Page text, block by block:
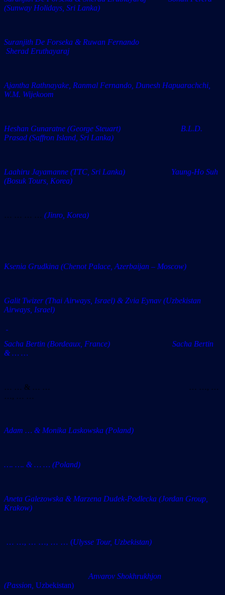
(Sunway Holidays, Sri Lanka)
Suranjith De Forseka & Ruwan Fernando
Sherad Eruthayaraj
Ajantha Rathnayake, Ranmal Fernando, Dunesh Hapuarachchi,
W.M. Wijekoom
Heshan Gunaratne (George Steuart) B.L.D.
Prasad (Saffron Island, Sri Lanka)
Laahiru Jayamanne (TTC, Sri Lanka) Yaung-Ho Suh
(Bosuk Tours, Korea)
… … … … (Jinro, Korea)
Ksenia Grudkina (Chenot Palace, Azerbaijan – Moscow)
Galit Twizer (Thai Airways, Israel) & Zvia Eynav (Uzbekistan
Airways, Israel)
Sacha Bertin (Bordeaux, France) Sacha Bertin
& … …
… … & … … … …, …
…, … …
Adam … & Monika Laskowska (Poland)
…. …. & … … (Poland)
Aneta Galezowska & Marzena Dudek-Podlecka (Jordan Group,
Krakow)
… …, … …, … … (Ulysse Tour, Uzbekistan)
Anvarov Shokhrukhjon
(Passion, Uzbekistan)